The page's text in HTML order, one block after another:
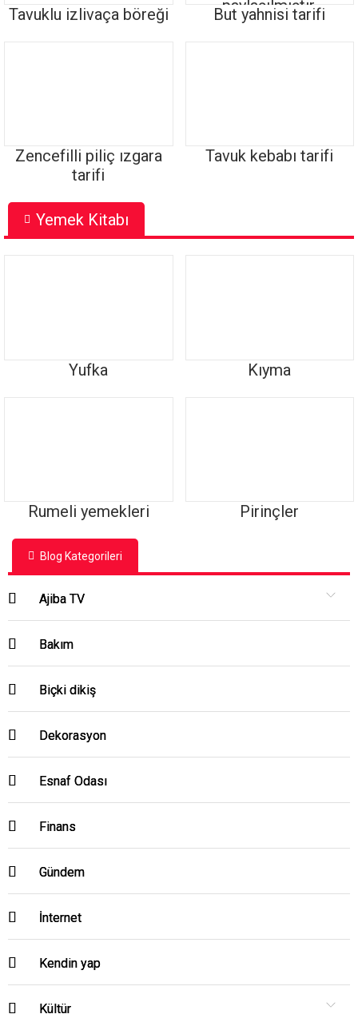
Tavuklu izlivaça böreği But yahnisi tarifi
Zencefilli piliç ızgara
tarifi
Tavuk kebabı tarifi
Yemek Kitabı
Yufka Kıyma
Rumeli yemekleri Pirinçler
Blog Kategorileri
Ajiba TV
Bakım
Biçki dikiş
Dekorasyon
Esnaf Odası
Finans
Gündem
İnternet
Kendin yap
Kültür